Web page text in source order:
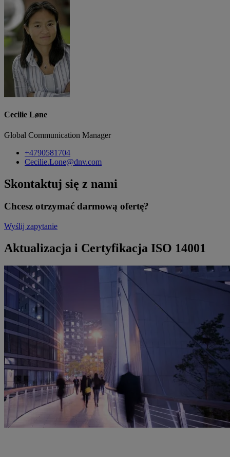
Cecilie Løne
Global Communication Manager
+4790581704
Cecilie.Lone@dnv.com
Skontaktuj się z nami
Chcesz otrzymać darmową ofertę?
Wyślij zapytanie
Aktualizacja i Certyfikacja ISO 14001